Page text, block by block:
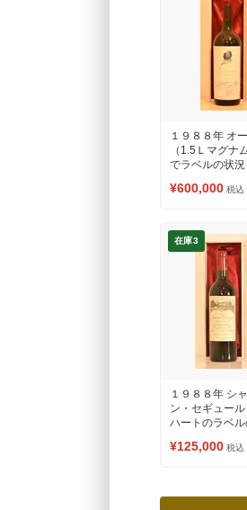
１９８８年 オ
（1.5Ｌマグナ
でラベルの状
¥600,000 税込
在庫3
１９８８年 シ
ン・セギュー
ハートのラベ
¥125,000 税込